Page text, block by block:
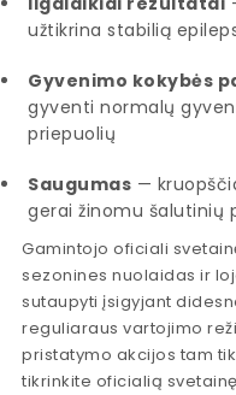
užtikrina stabilią
Gyvenimo kokybės
gyventi normalų
priepuolių
Saugumas —
gerai žinomu šalutinių
Gamintojo oficiali
sezonines nuolaidas ir
sutaupyti įsigyjant
reguliaraus vartojimo
pristatymo akcijos tam
tikrinkite oficialią